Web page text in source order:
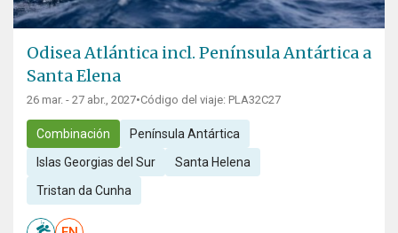
Odisea Atlántica incl. Península Antártica a
Santa Elena
26 mar. - 27 abr., 2027•Código del viaje: PLA32C27
Combinación Península Antártica
Islas Georgias del Sur Santa Helena
Tristan da Cunha